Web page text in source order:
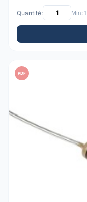
Quantité: Min: 1
PDF